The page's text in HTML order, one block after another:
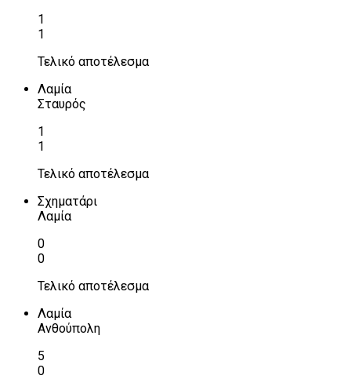
1
1
Τελικό αποτέλεσμα
Λαμία
Σταυρός
1
1
Τελικό αποτέλεσμα
Σχηματάρι
Λαμία
0
0
Τελικό αποτέλεσμα
Λαμία
Ανθούπολη
5
0